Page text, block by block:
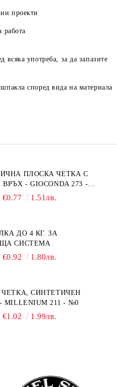
проекти
работа
всяка употреба, за да запазите
според вида на материала
ПЛОСКА ЧЕТКА С
- GIOCONDA 273 -
€0.77 1.51лв.
ДО 4 КГ. ЗА
СИСТЕМА
€0.92 1.80лв.
ЧЕТКА, СИНТЕТИЧЕН
211 - №0
€1.02 1.99лв.